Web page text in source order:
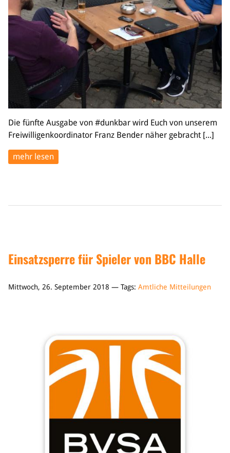
Bildung
Bildungsnetzwerk
Schiedsrichterwesen
Bildungsangebote im BVSA
Externe Bildungsangebote
Service
Stellenangebote
Downloads
Turnier- & Campbörse
Die fünfte Ausgabe von #dunkbar wird Euch von unserem
Freiwilligenkoordinator Franz Bender näher gebracht [...]
mehr lesen
Einsatzsperre für Spieler von BBC Halle
Mittwoch, 26. September 2018 — Tags: Amtliche Mitteilungen